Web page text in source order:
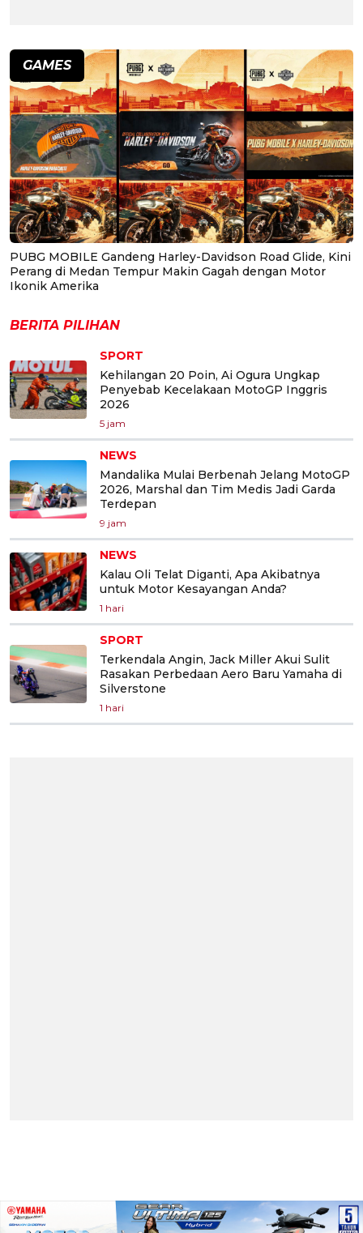
GAMES
PUBG MOBILE Gandeng Harley-Davidson Road Glide, Kini
Perang di Medan Tempur Makin Gagah dengan Motor
Ikonik Amerika
BERITA PILIHAN
SPORT
Kehilangan 20 Poin, Ai Ogura Ungkap
Penyebab Kecelakaan MotoGP Inggris
2026
5 jam
NEWS
Mandalika Mulai Berbenah Jelang MotoGP
2026, Marshal dan Tim Medis Jadi Garda
Terdepan
9 jam
NEWS
Kalau Oli Telat Diganti, Apa Akibatnya
untuk Motor Kesayangan Anda?
1 hari
SPORT
Terkendala Angin, Jack Miller Akui Sulit
Rasakan Perbedaan Aero Baru Yamaha di
Silverstone
1 hari